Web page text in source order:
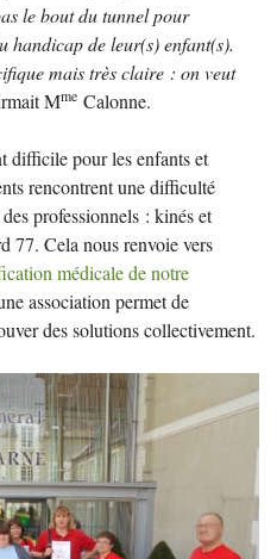
le bout du tunnel pour
handicap de leur(s) enfant(s).
mais très claire : on veut
Mme Calonne.
difficile pour les enfants et
rencontrent une difficulté
professionnels : kinés et
77. Cela nous renvoie vers
médicale de notre
association permet de
des solutions collectivement.